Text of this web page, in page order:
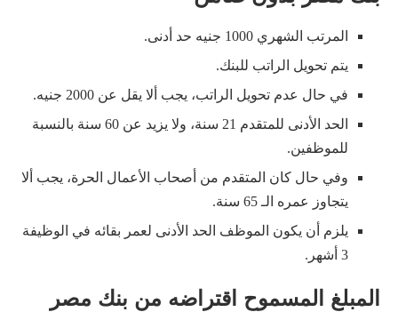
المرتب الشهري 1000 جنيه حد أدنى.
يتم تحويل الراتب للبنك.
في حال عدم تحويل الراتب، يجب ألا يقل عن 2000 جنيه.
الحد الأدنى للمتقدم 21 سنة، ولا يزيد عن 60 سنة بالنسبة
للموظفين.
وفي حال كان المتقدم من أصحاب الأعمال الحرة، يجب ألا
يتجاوز عمره الـ 65 سنة.
يلزم أن يكون الموظف الحد الأدنى لعمر بقائه في الوظيفة
3 أشهر.
المبلغ المسموح اقتراضه من بنك مصر